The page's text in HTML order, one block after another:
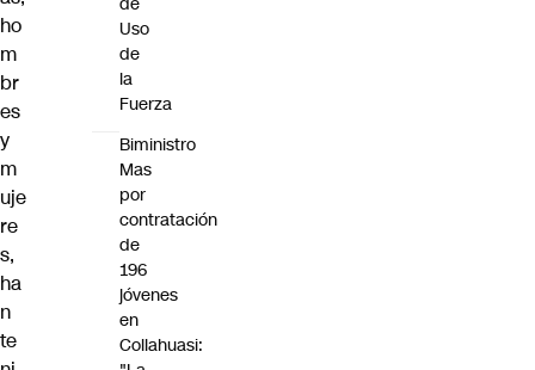
ho
m
br
es
y
m
uje
re
s,
ha
n
te
Uso
de
la
Fuerza
Biministro
Mas
por
contratación
de
196
jóvenes
en
Collahuasi: